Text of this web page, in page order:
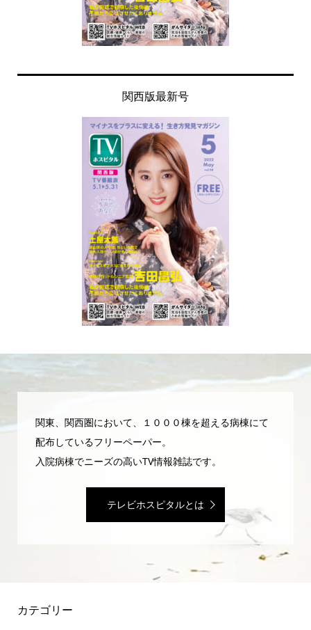
関西版最新号
関東、関西圏において、１０００棟を超える病棟にて
配布しているフリーペーパー。
入院病棟でニーズの高いTV情報雑誌です。
テレビホスピタルとは
カテゴリー